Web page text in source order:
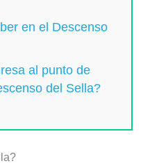
en el Descenso
al punto de
del Sella?